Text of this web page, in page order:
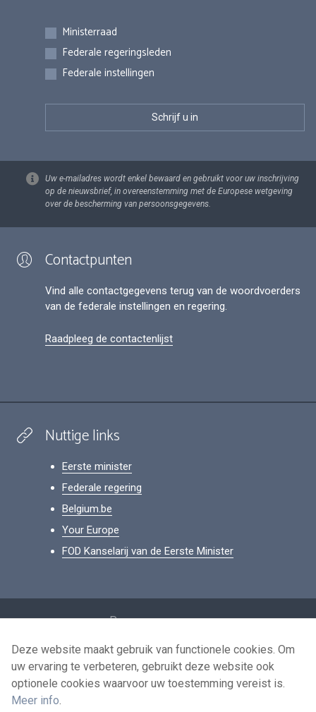
Inschrijvingen
Ministerraad
Federale regeringsleden
Federale instellingen
Uw e-mailadres wordt enkel bewaard en gebruikt voor uw inschrijving
op de nieuwsbrief, in overeenstemming met de Europese wetgeving
over de bescherming van persoonsgegevens.
Contactpunten
Vind alle contactgegevens terug van de woordvoerders
van de federale instellingen en regering.
Raadpleeg de contactenlijst
Nuttige links
Eerste minister
Federale regering
Belgium.be
Your Europe
FOD Kanselarij van de Eerste Minister
Persoonsgegevens
Voorwaarden voor het hergebruik
Contacteer ons
Deze website maakt gebruik van functionele cookies. Om
uw ervaring te verbeteren, gebruikt deze website ook
optionele cookies waarvoor uw toestemming vereist is.
Meer info.